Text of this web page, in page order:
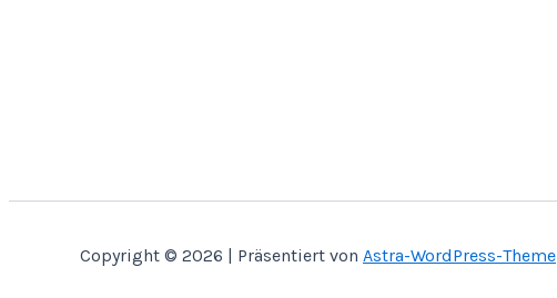
Copyright © 2026 | Präsentiert von Astra-WordPress-Theme